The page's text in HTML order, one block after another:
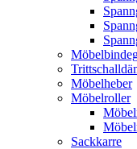
Möbelheber
Möbelroller
Sackkarre